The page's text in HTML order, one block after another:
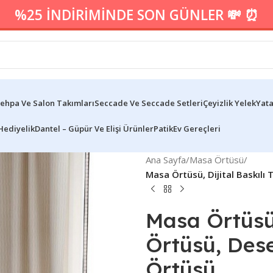
%25 İNDİRİMİNDE SON GÜNLER 💸 ⏰
Ve Salon TakımlarıSeccade Ve Seccade SetleriÇeyizlik Yelek
Dantel – Güpür Ve Elişi ÜrünlerPatikEv Gereçleri
Ana Sayfa/Masa Örtüsü/
Masa Örtüsü, Dijital
Masa
Örtüsü,